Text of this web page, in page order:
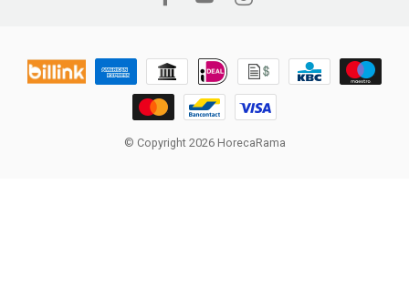
© Copyright 2026 HorecaRama